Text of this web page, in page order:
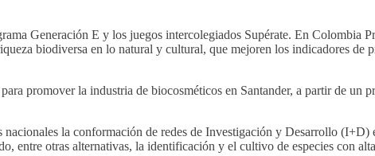
Generación E y los juegos intercolegiados Supérate. En Colombia
biodiversa en lo natural y cultural, que mejoren los indicadores de
promover la industria de biocosméticos en Santander, a partir de un
la conformación de redes de Investigación y Desarrollo (I+D)
entre otras alternativas, la identificación y el cultivo de especies con